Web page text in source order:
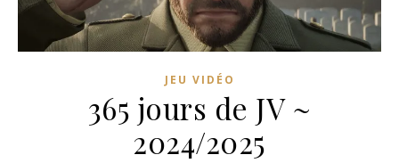
JEU VIDÉO
365 jours de JV ~
2024/2025